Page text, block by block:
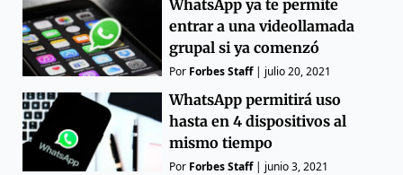
WhatsApp ya te permite
entrar a una videollamada
grupal si ya comenzó
Por Forbes Staff| julio 20, 2021
WhatsApp permitirá uso
hasta en 4 dispositivos al
mismo tiempo
Por Forbes Staff| junio 3, 2021